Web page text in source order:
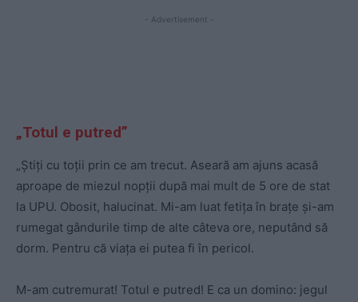
- Advertisement -
„Totul e putred”
„Știți cu toții prin ce am trecut. Aseară am ajuns acasă
aproape de miezul nopții după mai mult de 5 ore de stat
la UPU. Obosit, halucinat. Mi-am luat fetița în brațe și-am
rumegat gândurile timp de alte câteva ore, neputând să
dorm. Pentru că viața ei putea fi în pericol.
M-am cutremurat! Totul e putred! E ca un domino: jegul